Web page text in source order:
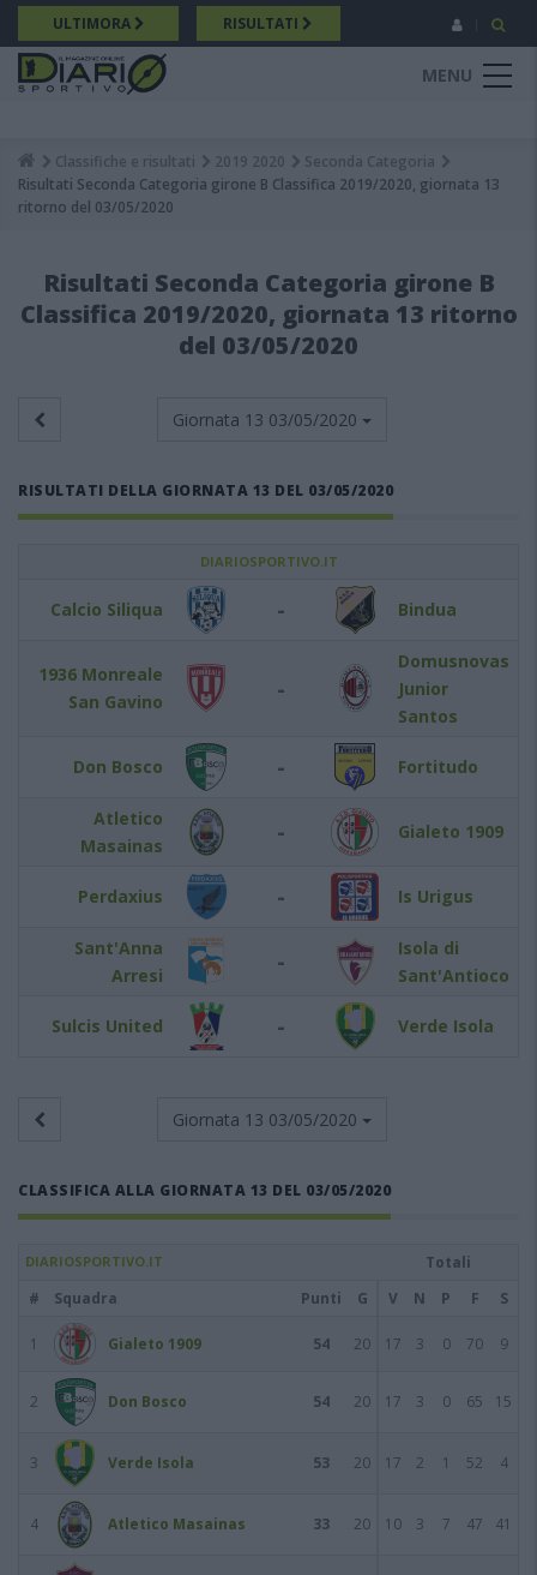
Salta
al
contenuto
principale
ULTIMORA RISULTATI
MENU
Breadcrumb
Classifiche e risultati 2019 2020
Seconda Categoria
Risultati Seconda Categoria girone B Classifica 2019/2020, giornata 13
ritorno del 03/05/2020
Risultati Seconda Categoria girone B
Classifica 2019/2020, giornata 13 ritorno
del 03/05/2020
Giornata 13 03/05/2020
RISULTATI DELLA GIORNATA 13 DEL 03/05/2020
DIARIOSPORTIVO.IT
Calcio Siliqua - Bindua
1936 Monreale
San Gavino
-
Domusnovas
Junior
Santos
Don Bosco - Fortitudo
Atletico
Masainas
- Gialeto 1909
Perdaxius - Is Urigus
Sant'Anna
Arresi
-
Isola di
Sant'Antioco
Sulcis United - Verde Isola
Giornata 13 03/05/2020
CLASSIFICA ALLA GIORNATA 13 DEL 03/05/2020
DIARIOSPORTIVO.IT
Totali
#
Squadra Punti G V N P F S
1 Gialeto 1909 54 20 17 3 0 70 9
2 Don Bosco 54 20 17 3 0 65 15
3 Verde Isola 53 20 17 2 1 52 4
4 Atletico Masainas 33 20 10 3 7 47 41